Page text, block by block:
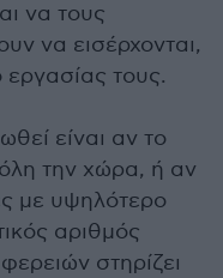
να τους
να εισέρχονται,
τους.
είναι αν το
την χώρα, ή αν
με υψηλότερο
αριθμός
στηρίζει